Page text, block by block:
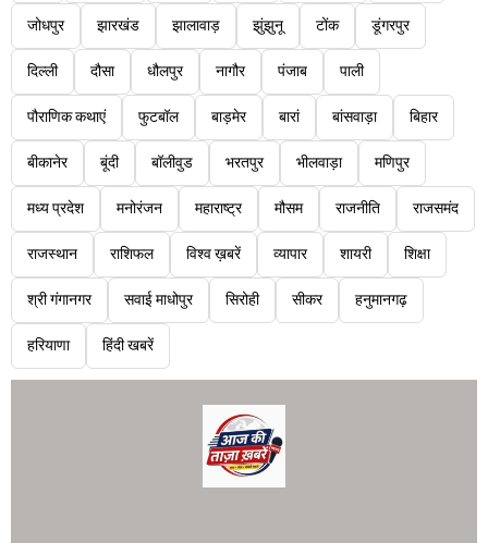
जोधपुर झारखंड झालावाड़ झुंझुनू टोंक डूंगरपुर
दिल्ली दौसा धौलपुर नागौर पंजाब पाली
पौराणिक कथाएं फुटबॉल बाड़मेर बारां बांसवाड़ा बिहार
बीकानेर बूंदी बॉलीवुड भरतपुर भीलवाड़ा मणिपुर
मध्य प्रदेश मनोरंजन महाराष्ट्र मौसम राजनीति राजसमंद
राजस्थान राशिफल विश्व ख़बरें व्यापार शायरी शिक्षा
श्री गंगानगर सवाई माधोपुर सिरोही सीकर हनुमानगढ़
हरियाणा हिंदी खबरें